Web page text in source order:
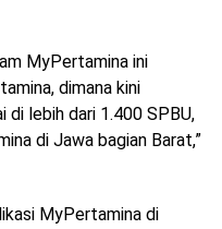
MyPertamina ini
dimana kini
lebih dari 1.400 SPBU,
di Jawa bagian Barat,”
MyPertamina di